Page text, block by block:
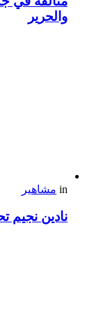
والحرير
in مشاهير
نادين نجيم